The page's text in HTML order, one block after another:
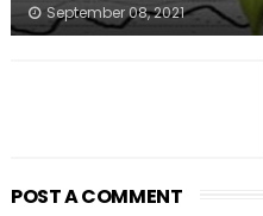
September 08, 2021
POST A COMMENT